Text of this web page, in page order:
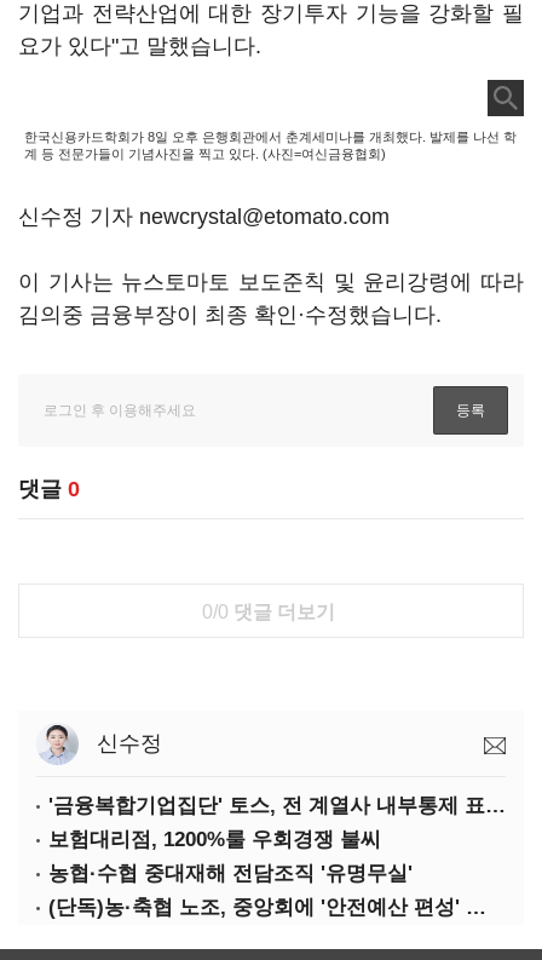
기업과 전략산업에 대한 장기투자 기능을 강화할 필
요가 있다"고 말했습니다.
한국신용카드학회가 8일 오후 은행회관에서 춘계세미나를 개최했다. 발제를 나선 학
계 등 전문가들이 기념사진을 찍고 있다. (사진=여신금융협회)
신수정 기자 newcrystal@etomato.com
이 기사는 뉴스토마토 보도준칙 및 윤리강령에 따라
김의중 금융부장이 최종 확인·수정했습니다.
댓글 0
0/0 댓글 더보기
신수정
'금융복합기업집단' 토스, 전 계열사 내부통제 표준화
보험대리점, 1200%룰 우회경쟁 불씨
농협·수협 중대재해 전담조직 '유명무실'
(단독)농·축협 노조, 중앙회에 '안전예산 편성' 요구